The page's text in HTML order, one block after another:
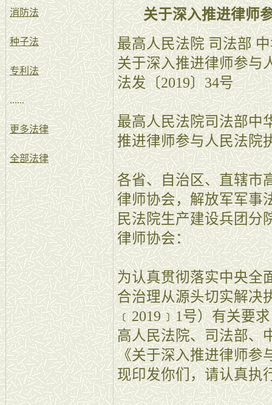
消防法
种子法
专利法
......
更多法律
全部法律
关于深入推进律师
最高人民法院 司法部
关于深入推进律师参与
法发〔2019〕34号
最高人民法院司法部中
推进律师参与人民法
各省、自治区、直辖市
律师协会，解放军军事
民法院生产建设兵团分
律师协会：
为认真贯彻落实中央全
合治理从源头切实解决
﹝2019﹞1号）有关要
高人民法院、司法部、
《关于深入推进律师参
现印发你们，请认真执